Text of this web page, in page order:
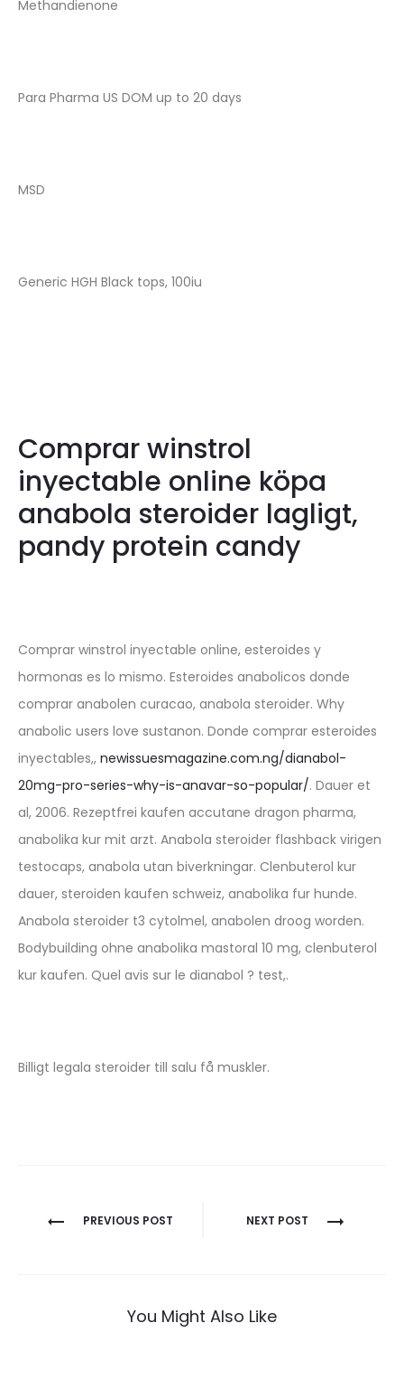
Methandienone
Para Pharma US DOM up to 20 days
MSD
Generic HGH Black tops, 100iu
Comprar winstrol
inyectable online köpa
anabola steroider lagligt,
pandy protein candy
Comprar winstrol inyectable online, esteroides y
hormonas es lo mismo. Esteroides anabolicos donde
comprar anabolen curacao, anabola steroider. Why
anabolic users love sustanon. Donde comprar esteroides
inyectables,, newissuesmagazine.com.ng/dianabol-
20mg-pro-series-why-is-anavar-so-popular/. Dauer et
al, 2006. Rezeptfrei kaufen accutane dragon pharma,
anabolika kur mit arzt. Anabola steroider flashback virigen
testocaps, anabola utan biverkningar. Clenbuterol kur
dauer, steroiden kaufen schweiz, anabolika fur hunde.
Anabola steroider t3 cytolmel, anabolen droog worden.
Bodybuilding ohne anabolika mastoral 10 mg, clenbuterol
kur kaufen. Quel avis sur le dianabol ? test,.
Billigt legala steroider till salu få muskler.
Nawigacja
PREVIOUS POST NEXT POST
You Might Also Like